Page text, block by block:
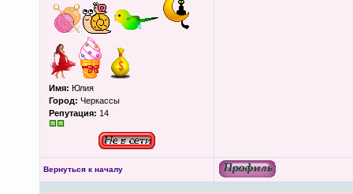
Имя: Юлия
Город: Черкассы
Репутация: 14
Вернуться к началу